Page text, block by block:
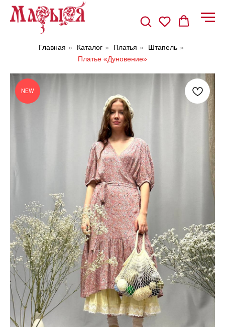
Главная » Каталог » Платья » Штапель »
Платье «Дуновение»
NEW